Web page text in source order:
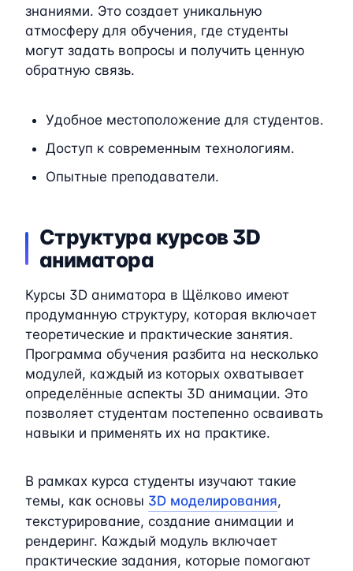
знаниями. Это создает уникальную
атмосферу для обучения, где студенты
могут задать вопросы и получить ценную
обратную связь.
Удобное местоположение для студентов.
Доступ к современным технологиям.
Опытные преподаватели.
Структура курсов 3D
аниматора
Курсы 3D аниматора в Щёлково имеют
продуманную структуру, которая включает
теоретические и практические занятия.
Программа обучения разбита на несколько
модулей, каждый из которых охватывает
определённые аспекты 3D анимации. Это
позволяет студентам постепенно осваивать
навыки и применять их на практике.
В рамках курса студенты изучают такие
темы, как основы 3D моделирования,
текстурирование, создание анимации и
рендеринг. Каждый модуль включает
практические задания, которые помогают